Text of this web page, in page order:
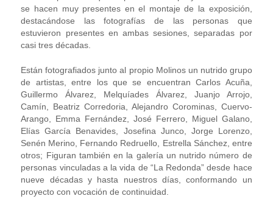
se hacen muy presentes en el montaje de la exposición,
destacándose las fotografías de las personas que
estuvieron presentes en ambas sesiones, separadas por
casi tres décadas.
Están fotografiados junto al propio Molinos un nutrido grupo
de artistas, entre los que se encuentran Carlos Acuña,
Guillermo Álvarez, Melquíades Álvarez, Juanjo Arrojo,
Camín, Beatriz Corredoria, Alejandro Corominas, Cuervo-
Arango, Emma Fernández, José Ferrero, Miguel Galano,
Elías García Benavides, Josefina Junco, Jorge Lorenzo,
Senén Merino, Fernando Redruello, Estrella Sánchez, entre
otros; Figuran también en la galería un nutrido número de
personas vinculadas a la vida de “La Redonda” desde hace
nueve décadas y hasta nuestros días, conformando un
proyecto con vocación de continuidad.